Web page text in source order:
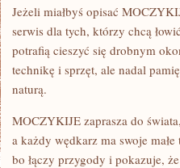
Jeżeli miałbyś opisać
serwis dla tych, którzy chcą
potrafią cieszyć się drobnym
technikę i sprzęt, ale nadal
naturą.
MOCZYKIJE zaprasza do
a każdy wędkarz ma swoje
bo łączy przygody i pokazuje,